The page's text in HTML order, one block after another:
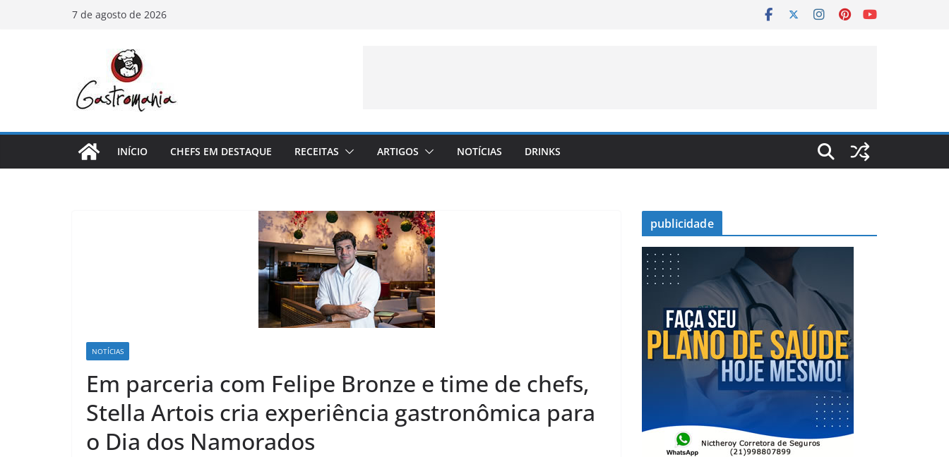
7 de agosto de 2026
INÍCIO CHEFS EM DESTAQUE RECEITAS ARTIGOS NOTÍCIAS DRINKS
NOTÍCIAS
Em parceria com Felipe Bronze e time de chefs,
Stella Artois cria experiência gastronômica para
o Dia dos Namorados
publicidade